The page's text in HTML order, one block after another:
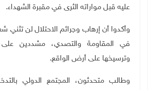
عليه قبل مواراته الثرى في مقبرة الشهداء.
وأكدوا أن إرهاب وجرائم الاحتلال لن تثني
في المقاومة والتصدي، مشددين على
وترسيخها على أرض الواقع.
وطالب متحدثون، المجتمع الدولي